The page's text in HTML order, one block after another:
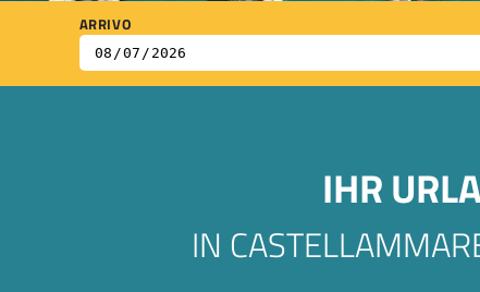
ARRIVO
IHR
IN